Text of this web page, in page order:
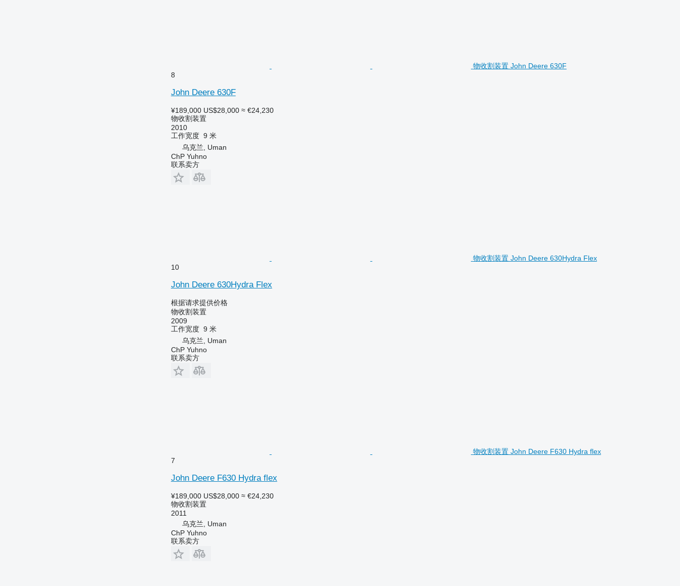
物收割装置 John Deere 630F
8
John Deere 630F
¥189,000 US$28,000 ≈ €24,230
物收割装置
2010
工作宽度 9 米
乌克兰, Uman
ChP Yuhno
联系卖方
物收割装置 John Deere 630Hydra Flex
10
John Deere 630Hydra Flex
根据请求提供价格
物收割装置
2009
工作宽度 9 米
乌克兰, Uman
ChP Yuhno
联系卖方
物收割装置 John Deere F630 Hydra flex
7
John Deere F630 Hydra flex
¥189,000 US$28,000 ≈ €24,230
物收割装置
2011
乌克兰, Uman
ChP Yuhno
联系卖方